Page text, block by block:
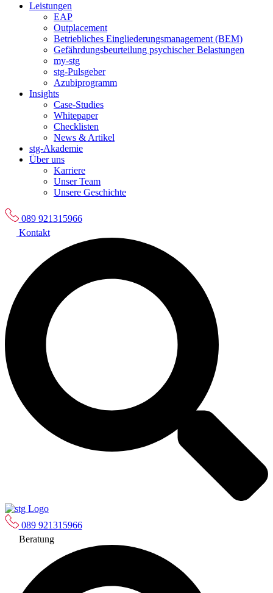
Leistungen
EAP
Outplacement
Betriebliches Eingliederungsmanagement (BEM)
Gefährdungsbeurteilung psychischer Belastungen
my-stg
stg-Pulsgeber
Azubiprogramm
Insights
Case-Studies
Whitepaper
Checklisten
News & Artikel
stg-Akademie
Über uns
Karriere
Unser Team
Unsere Geschichte
089 921315966
Kontakt
089 921315966
Beratung